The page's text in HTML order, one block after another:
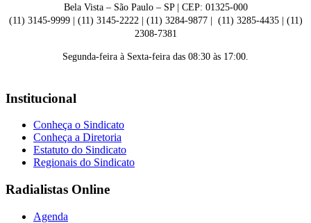
Bela Vista – São Paulo – SP | CEP: 01325-000
(11) 3145-9999 | (11) 3145-2222 | (11) 3284-9877 | (11) 3285-4435 | (11)
2308-7381
Segunda-feira à Sexta-feira das 08:30 às 17:00.
Institucional
Conheça o Sindicato
Conheça a Diretoria
Estatuto do Sindicato
Regionais do Sindicato
Radialistas Online
Agenda